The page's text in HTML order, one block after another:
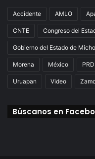
Accidente AMLO
CNTE Congreso del
Gobierno del Estado de
Morena México PRD
Uruapan Video
Búscanos en